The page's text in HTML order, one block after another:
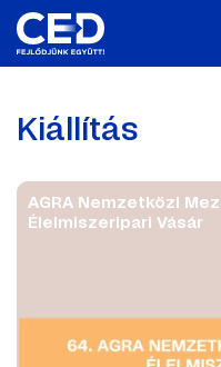
Kiállítás
AGRA Nemzetközi
Élelmiszeripari Vásár